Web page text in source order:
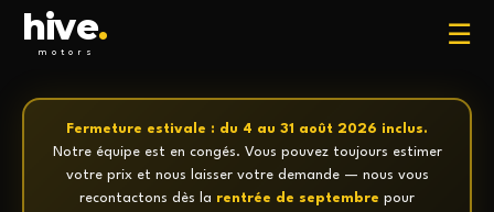
hive.
motors
☰
Fermeture estivale : du 4 au 31 août 2026 inclus.
Notre équipe est en congés. Vous pouvez toujours estimer
votre prix et nous laisser votre demande — nous vous
recontactons dès la rentrée de septembre pour